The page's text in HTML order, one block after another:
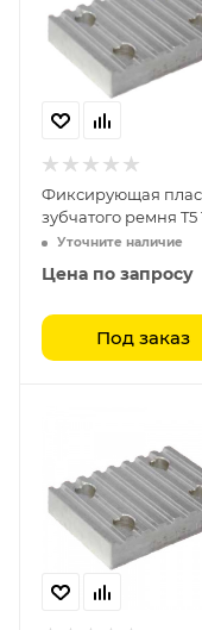
Фиксирующая
зубчатого ремня T5
Уточните наличие
Цена по запросу
Под заказ